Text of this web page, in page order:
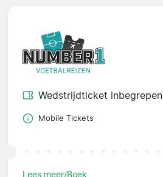
Wedstrijdticket inbegrepen
Mobile Tickets
Lees meer/Boek